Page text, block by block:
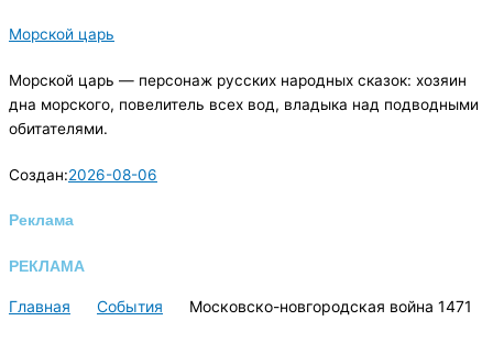
Морской царь
Морской царь — персонаж русских народных сказок: хозяин
дна морского, повелитель всех вод, владыка над подводными
обитателями.
Создан:2026-08-06
Реклама
РЕКЛАМА
Главная События Московско-новгородская война 1471